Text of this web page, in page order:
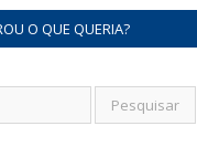
O QUE QUERIA?